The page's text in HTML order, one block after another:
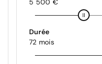
5 500 €
Durée
72 mois